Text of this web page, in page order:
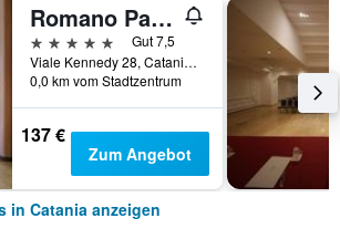
Romano Palace Luxury Hotel
5 Sterne
Gut 7,5
Viale Kennedy 28, Catania, Sizilien, Italien
0,0 km vom Stadtzentrum
137 €
Zum Angebot
in Catania anzeigen